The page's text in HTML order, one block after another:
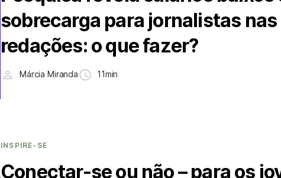
sobrecarga para jornalistas nas
redações: o que fazer?
Márcia Miranda 11min
INSPIRE-SE
Conectar-se ou não – para os